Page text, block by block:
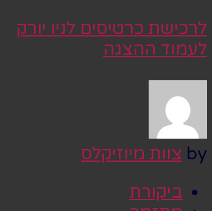
לרכישת כרטיסים לניו יורק
לעמוד ההצגה
by צוות מיוזיקלס
ביקורת